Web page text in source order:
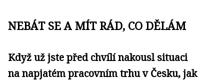
NEBÁT SE A MÍT RÁD, CO DĚLÁM
Když už jste před chvílí nakousl situaci
na napjatém pracovním trhu v Česku, jak